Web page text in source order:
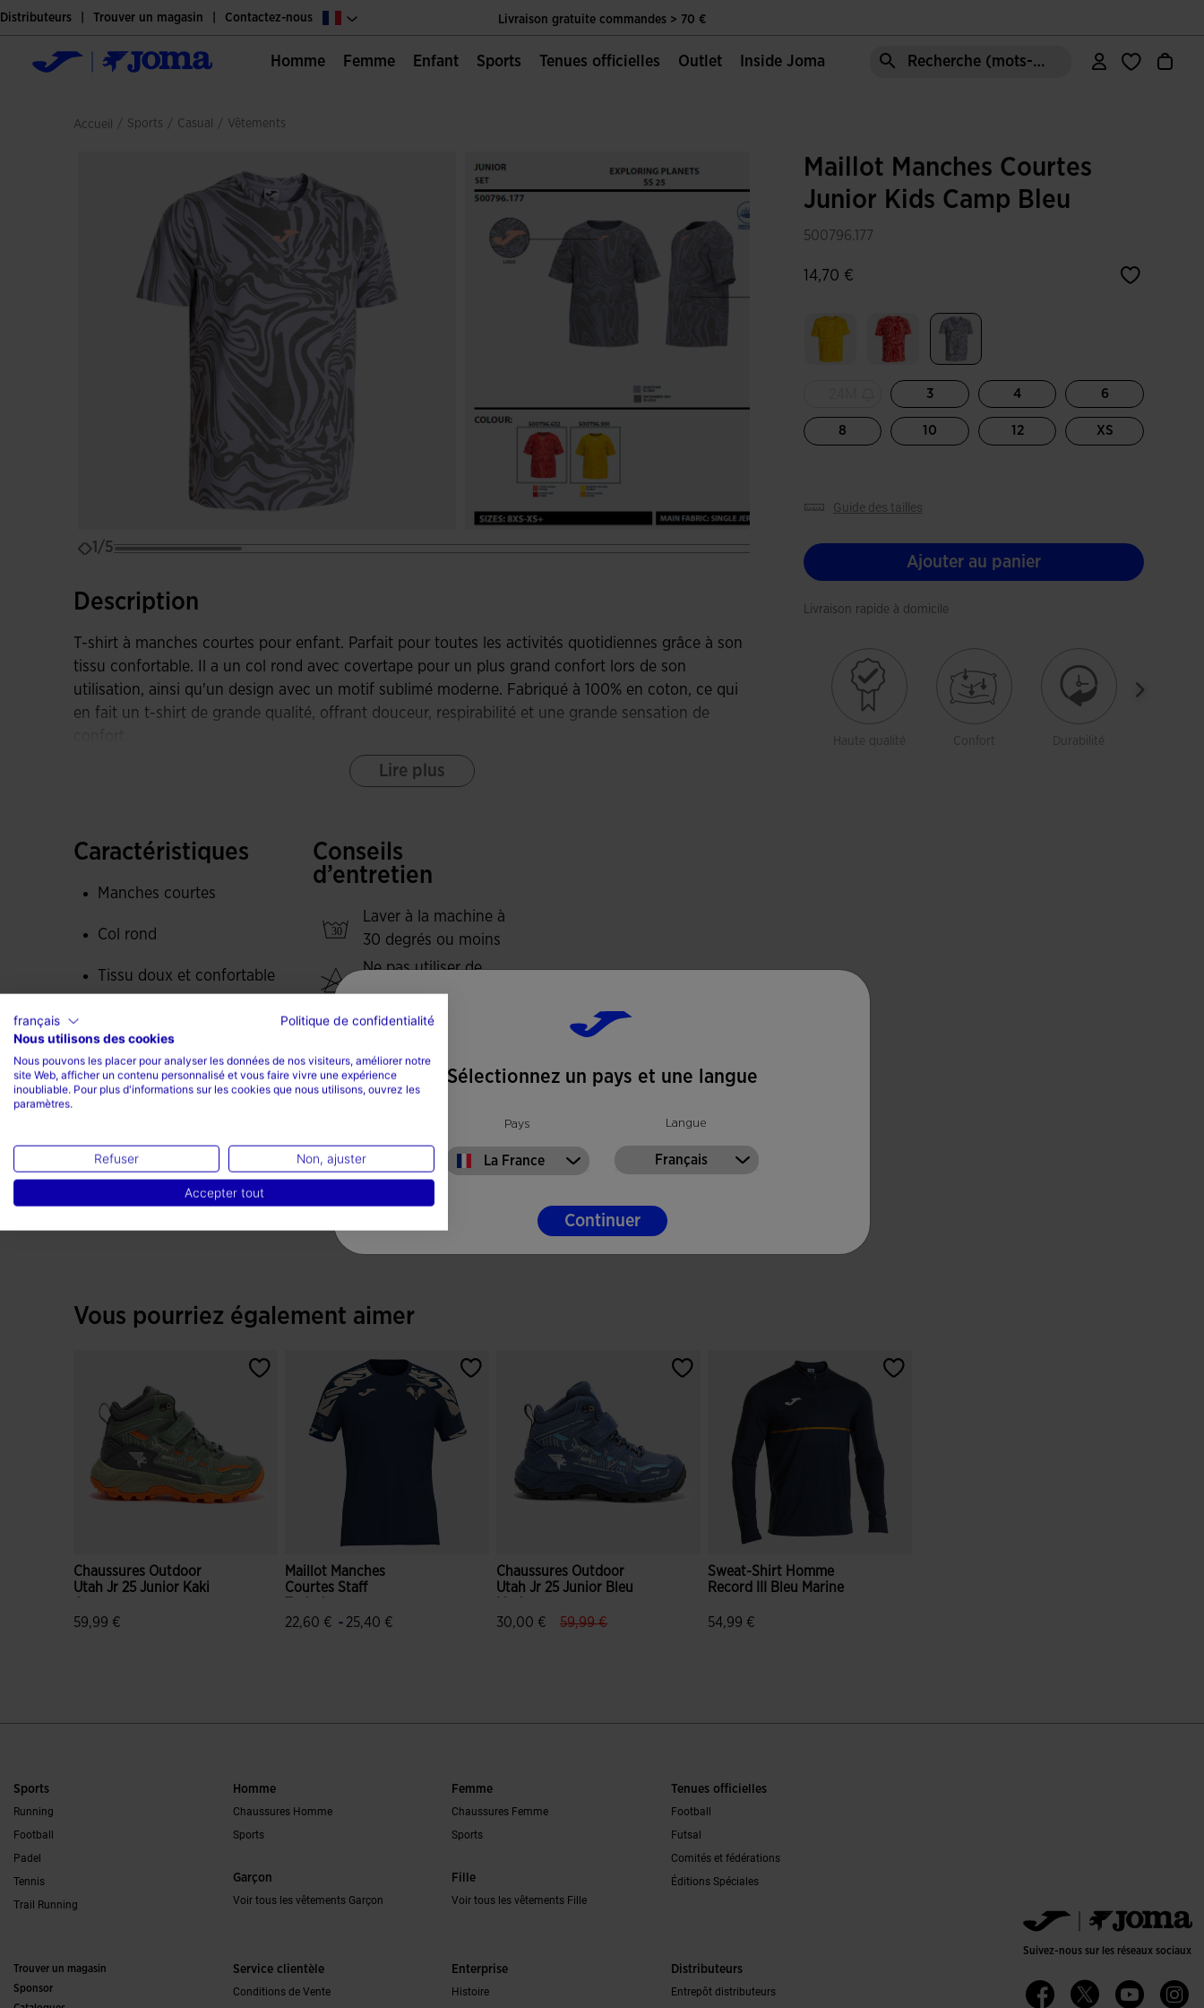
Livraison gratuite commandes > 70 €
Unique Page Officielle de Joma Sport
Livraison gratuite commandes > 70 €
Distributeurs Trouver un magasin Contactez-nous
Homme Femme Enfant Sports Tenues officielles Outlet Inside Joma Recherche (mots-clés, etc.)
Accueil / sports / casual / vêtements
1/5
Description
T-shirt à manches courtes pour enfant. Parfait pour toutes les activités quotidiennes grâce à son
tissu confortable. Il a un col rond avec covertape pour un plus grand confort lors de son
utilisation, ainsi qu'un design avec un motif sublimé moderne. Fabriqué à 100% en coton, ce qui
en fait un t-shirt de grande qualité, offrant douceur, respirabilité et une grande sensation de
Lire plus
Caractéristiques
Manches courtes
Col rond
Tissu doux et confortable
Type de coupe : régulière
100% Coton
Conseils
d’entretien
Laver à la machine à
30 degrés ou moins
Ne pas utiliser de
javel
Ne pas mettre au
Repasser à une
température
Ne pas nettoyer à
Maillot Manches Courtes
Junior Kids Camp Bleu
500796.177
14,70 €
3 4 6
8 10 12 XS
guide des tailles
Ajouter au panier
Livraison rapide à domicile
Haute qualité Confort Durabilité
Vous pourriez également aimer
Chaussures Outdoor
Utah Jr 25 Junior Kaki
59,99 €
Maillot Manches
Courtes Staff
Entraînement Hellas
22,60 € - 25,40 €
Chaussures Outdoor
Utah Jr 25 Junior Bleu
30,00 €
label.price.reduced.from
59,99 €label.price.to
Sweat-Shirt Homme
Record III Bleu Marine
54,99 €
Sports
Running
Football
Padel
Tennis
Trail Running
Homme
Chaussures Homme
Sports
Garçon
Voir tous les vêtements Garçon
Femme
Chaussures Femme
Sports
Fille
Voir tous les vêtements Fille
Tenues officielles
Football
Futsal
Comités et fédérations
Éditions Spéciales
Trouver un magasin
Sponsor
Service clientèle
Conditions de Vente
Enterprise
Histoire
Distributeurs
Entrepôt distributeurs
Suivez-nous sur les réseaux sociaux
Sélectionnez un pays et une langue
Pays
La France
Langue
Français
Continuer
français
Politique de confidentialité
Nous utilisons des cookies
Nous pouvons les placer pour analyser les données de nos visiteurs, améliorer notre
site Web, afficher un contenu personnalisé et vous faire vivre une expérience
inoubliable. Pour plus d'informations sur les cookies que nous utilisons, ouvrez les
paramètres.
Refuser Non, ajuster
Accepter tout